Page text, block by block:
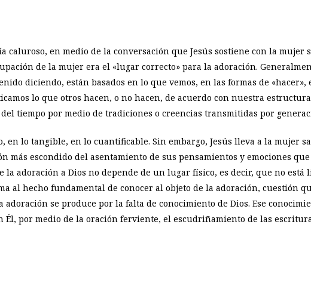
caluroso, en medio de la conversación que Jesús sostiene con la mujer
de la mujer era el «lugar correcto» para la adoración.
diciendo, están basados en lo que vemos, en las formas de «hacer»,
lo que otros hacen, o no hacen, de acuerdo con nuestra
tiempo por medio de tradiciones o creencias transmitidas por
lo tangible, en lo cuantificable. Sin embargo, Jesús lleva a la mujer
más escondido del asentamiento de sus pensamientos y emociones
la adoración a Dios no depende de un lugar físico, es decir, que no está
al hecho fundamental de conocer al objeto de la adoración, cuestión
se produce por la falta de conocimiento de Dios. Ese
por medio de la oración ferviente, el escudriñamiento de las